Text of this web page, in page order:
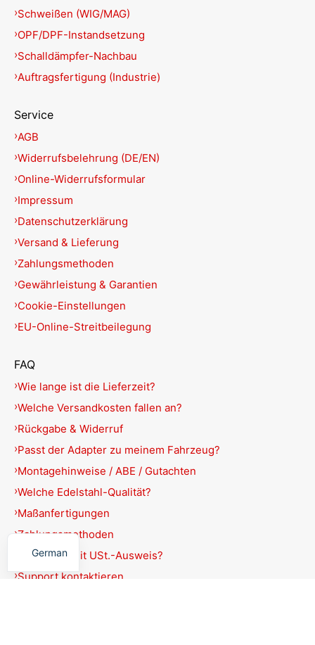
Schweißen (WIG/MAG)
OPF/DPF-Instandsetzung
Schalldämpfer-Nachbau
Auftragsfertigung (Industrie)
Service
AGB
Widerrufsbelehrung (DE/EN)
Online-Widerrufsformular
Impressum
Datenschutzerklärung
Versand & Lieferung
Zahlungsmethoden
Gewährleistung & Garantien
Cookie-Einstellungen
EU-Online-Streitbeilegung
FAQ
Wie lange ist die Lieferzeit?
Welche Versandkosten fallen an?
Rückgabe & Widerruf
Passt der Adapter zu meinem Fahrzeug?
Montagehinweise / ABE / Gutachten
Welche Edelstahl-Qualität?
Maßanfertigungen
Zahlungsmethoden
Rechnung mit USt.-Ausweis?
Support kontaktieren
German
English